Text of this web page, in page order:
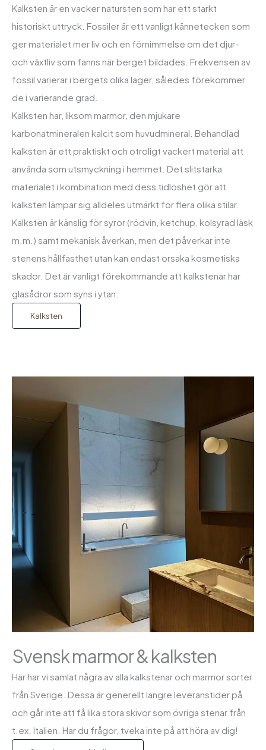
Kalksten är en vacker natursten som har ett starkt
historiskt uttryck. Fossiler är ett vanligt kännetecken som
ger materialet mer liv och en förnimmelse om det djur-
och växtliv som fanns när berget bildades. Frekvensen av
fossil varierar i bergets olika lager, således förekommer
de i varierande grad.
Kalksten har, liksom marmor, den mjukare
karbonatmineralen kalcit som huvudmineral. Behandlad
kalksten är ett praktiskt och otroligt vackert material att
använda som utsmyckning i hemmet. Det slitstarka
materialet i kombination med dess tidlöshet gör att
kalksten lämpar sig alldeles utmärkt för flera olika stilar.
Kalksten är känslig för syror (rödvin, ketchup, kolsyrad läsk
m.m.) samt mekanisk åverkan, men det påverkar inte
stenens hållfasthet utan kan endast orsaka kosmetiska
skador. Det är vanligt förekommande att kalkstenar har
glasådror som syns i ytan.
Kalksten
Svensk marmor & kalksten
Här har vi samlat några av alla kalkstenar och marmor sorter
från Sverige. Dessa är generellt längre leveranstider på
och går inte att få lika stora skivor som övriga stenar från
t.ex. Italien. Har du frågor, tveka inte på att höra av dig!